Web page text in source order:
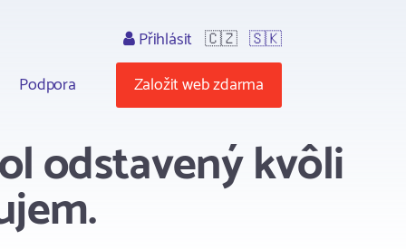
Podpora
Přihlásit 🇨🇿 🇸🇰
Založit web zdarma
odstavený kvôli